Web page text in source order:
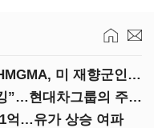
(단독) ‘구금 사태’ 현대차 HMGMA, 미 재향군인 채용 확대로 분위기 반전
“공동주택, 로봇이 발레파킹”…현대차그룹의 주차 실험
억…유가 상승 여파